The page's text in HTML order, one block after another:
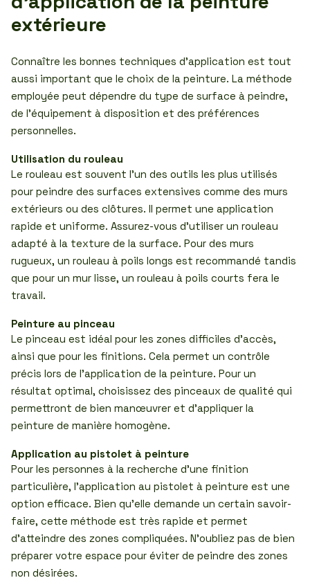
extérieure
Connaître les bonnes techniques d’application est tout
aussi important que le choix de la peinture. La méthode
employée peut dépendre du type de surface à peindre,
de l’équipement à disposition et des préférences
personnelles.
Utilisation du rouleau
Le rouleau est souvent l’un des outils les plus utilisés
pour peindre des surfaces extensives comme des murs
extérieurs ou des clôtures. Il permet une application
rapide et uniforme. Assurez-vous d’utiliser un rouleau
adapté à la texture de la surface. Pour des murs
rugueux, un rouleau à poils longs est recommandé tandis
que pour un mur lisse, un rouleau à poils courts fera le
travail.
Peinture au pinceau
Le pinceau est idéal pour les zones difficiles d’accès,
ainsi que pour les finitions. Cela permet un contrôle
précis lors de l’application de la peinture. Pour un
résultat optimal, choisissez des pinceaux de qualité qui
permettront de bien manœuvrer et d’appliquer la
peinture de manière homogène.
Application au pistolet à peinture
Pour les personnes à la recherche d’une finition
particulière, l’application au pistolet à peinture est une
option efficace. Bien qu’elle demande un certain savoir-
faire, cette méthode est très rapide et permet
d’atteindre des zones compliquées. N’oubliez pas de bien
préparer votre espace pour éviter de peindre des zones
non désirées.